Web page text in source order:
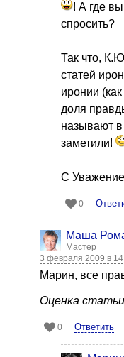
! А где
спросить?
Так что,
статей
иронии
доля
называют
заметили!
С
0
Mаша
Мастер
3 февраля 2009 в
Марин, все
Оценка
0 Ответить